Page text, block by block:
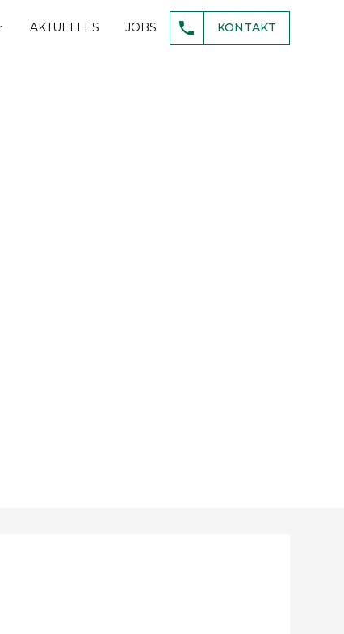
AKTUELLES JOBS KONTAKT